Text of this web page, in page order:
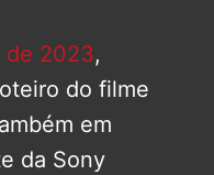
de 2023,
do filme
em
da Sony